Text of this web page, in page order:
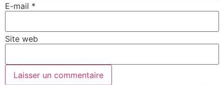
E-mail *
Site web